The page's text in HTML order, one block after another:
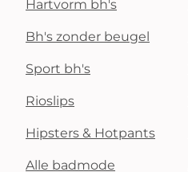
Hartvorm bh's
Bh's zonder beugel
Sport bh's
Rioslips
Hipsters & Hotpants
Alle badmode